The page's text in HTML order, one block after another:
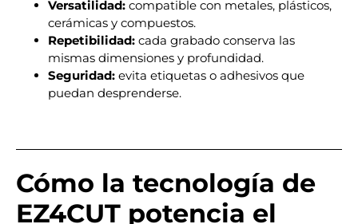
Versatilidad: compatible con metales, plásticos,
cerámicas y compuestos.
Repetibilidad: cada grabado conserva las
mismas dimensiones y profundidad.
Seguridad: evita etiquetas o adhesivos que
puedan desprenderse.
Cómo la tecnología de
EZ4CUT potencia el